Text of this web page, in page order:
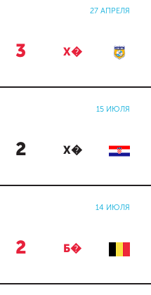
27 АПРЕЛЯ
3 Х�
15 ИЮЛЯ
2 Х�
14 ИЮЛЯ
2 Б�